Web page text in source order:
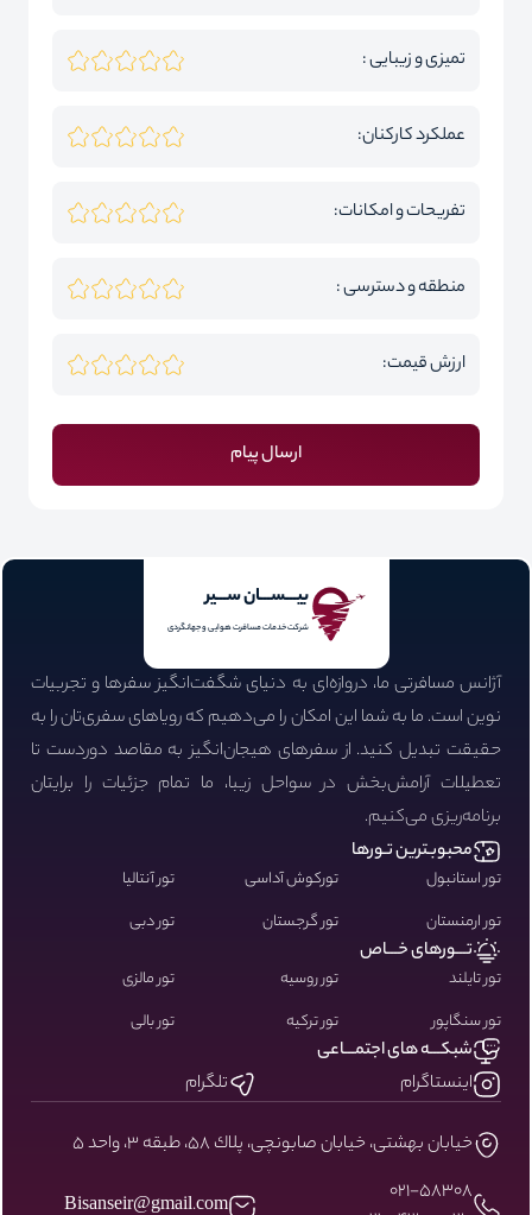
تمیزی و زیبایی :
عملکرد کارکنان:
تفریحات و امکانات:
منطقه و دسترسی :
ارزش قیمت:
ارسال پیام
بیـــســـان ســـیر
شرکت خدمات مسافرت هوایی و جهانگردی
آژانس مسافرتی ما، دروازه‌ای به دنیای شگفت‌انگیز سفرها و تجربیات
نوین است. ما به شما این امکان را می‌دهیم که رویاهای سفری‌تان را به
حقیقت تبدیل کنید. از سفرهای هیجان‌انگیز به مقاصد دوردست تا
تعطیلات آرامش‌بخش در سواحل زیبا، ما تمام جزئیات را برایتان
برنامه‌ریزی می‌کنیم.
محبوبـترین تـورها
تور استانبول تورکوش آداسی
تور آنتالیا
تور ارمنستان
تور گرجستان تور دبی
تـــورهای خـــاص
تور تایلند تور روسیه
تور مالزی
تور سنگاپور
تور ترکیه تور بالی
شبکـــه های اجتمـــاعی
اینستاگرام
تلگرام
خيابان بهشتى، خيابان صابونچى، پلاك ٥٨، طبقه ٣، واحد ٥
۰۲۱-58308
Bisanseir@gmail.com